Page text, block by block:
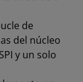
de
del núcleo
y un solo